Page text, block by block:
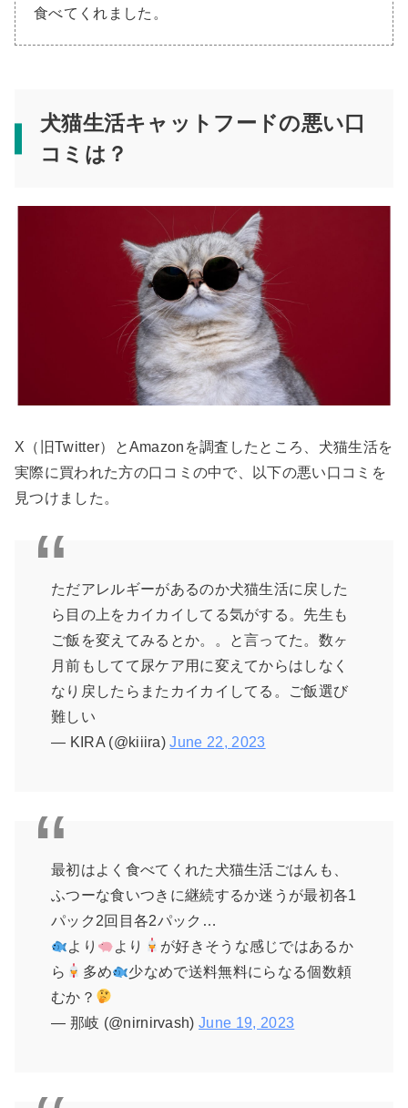
食べてくれました。
犬猫生活キャットフードの悪い口
コミは？
X（旧Twitter）とAmazonを調査したところ、犬猫生活を
実際に買われた方の口コミの中で、以下の悪い口コミを
見つけました。
ただアレルギーがあるのか犬猫生活に戻した
ら目の上をカイカイしてる気がする。先生も
ご飯を変えてみるとか。。と言ってた。数ヶ
月前もしてて尿ケア用に変えてからはしなく
なり戻したらまたカイカイしてる。ご飯選び
難しい
— KIRA (@kiiira)June 22, 2023
最初はよく食べてくれた犬猫生活ごはんも、
ふつーな食いつきに継続するか迷うが最初各1
パック2回目各2パック…
より
より
が好きそうな感じではあるか
ら
多め
少なめで送料無料にらなる個数頼
むか？
— 那岐 (@nirnirvash)June 19, 2023